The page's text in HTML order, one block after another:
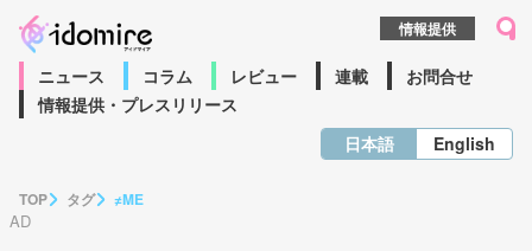
情報提供
ニュース コラム レビュー 連載
お問合せ
情報提供・プレスリリース
日本語
English
TOP タグ ≠ME